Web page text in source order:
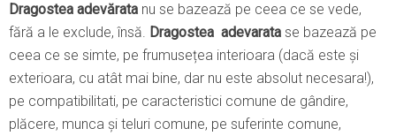
Dragostea adevărata nu se bazează pe ceea ce se vede,
fără a le exclude, însă. Dragostea adevarata se bazează pe
ceea ce se simte, pe frumusețea interioara (dacă este și
exterioara, cu atât mai bine, dar nu este absolut necesara!),
pe compatibilitati, pe caracteristici comune de gândire,
plăcere, munca și teluri comune, pe suferinte comune,